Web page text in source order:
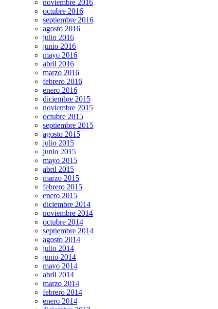
noviembre 2016
octubre 2016
septiembre 2016
agosto 2016
julio 2016
junio 2016
mayo 2016
abril 2016
marzo 2016
febrero 2016
enero 2016
diciembre 2015
noviembre 2015
octubre 2015
septiembre 2015
agosto 2015
julio 2015
junio 2015
mayo 2015
abril 2015
marzo 2015
febrero 2015
enero 2015
diciembre 2014
noviembre 2014
octubre 2014
septiembre 2014
agosto 2014
julio 2014
junio 2014
mayo 2014
abril 2014
marzo 2014
febrero 2014
enero 2014